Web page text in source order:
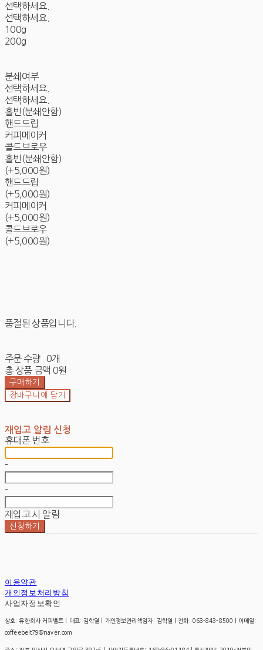
선택하세요.
선택하세요.
100g
200g
분쇄여부
선택하세요.
선택하세요.
홀빈(분쇄안함)
핸드드립
커피메이커
콜드브로우
홀빈(분쇄안함)
(+5,000원)
핸드드립
(+5,000원)
커피메이커
(+5,000원)
콜드브로우
(+5,000원)
품절된 상품입니다.
주문 수량
0개
총 상품 금액 0원
구매하기
장바구니에 담기
재입고 알림 신청
휴대폰 번호
-
-
재입고 시 알림
신청하기
이용약관
개인정보처리방침
사업자정보확인
상호: 유한회사 커피벨트 | 대표: 김학열 | 개인정보관리책임자: 김학열 | 전화: 063-843-8500 | 이메일:
coffeebelt79@naver.com